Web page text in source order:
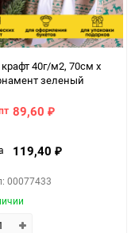
40г/м2, 70см x
зеленый
89,60 ₽
119,40 ₽
00077433